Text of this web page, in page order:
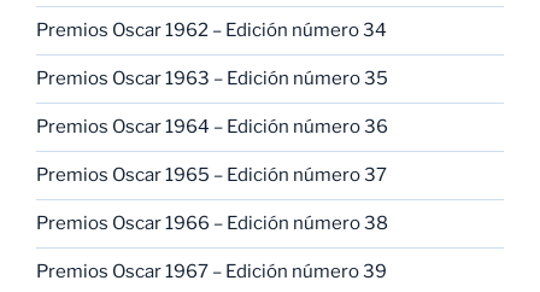
Premios Oscar 1962 – Edición número 34
Premios Oscar 1963 – Edición número 35
Premios Oscar 1964 – Edición número 36
Premios Oscar 1965 – Edición número 37
Premios Oscar 1966 – Edición número 38
Premios Oscar 1967 – Edición número 39